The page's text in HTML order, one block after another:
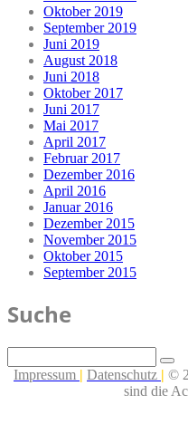
Oktober 2019
September 2019
Juni 2019
August 2018
Juni 2018
Oktober 2017
Juni 2017
Mai 2017
April 2017
Februar 2017
Dezember 2016
April 2016
Januar 2016
Dezember 2015
November 2015
Oktober 2015
September 2015
Suche
Impressum | Datenschutz | ©
sind die